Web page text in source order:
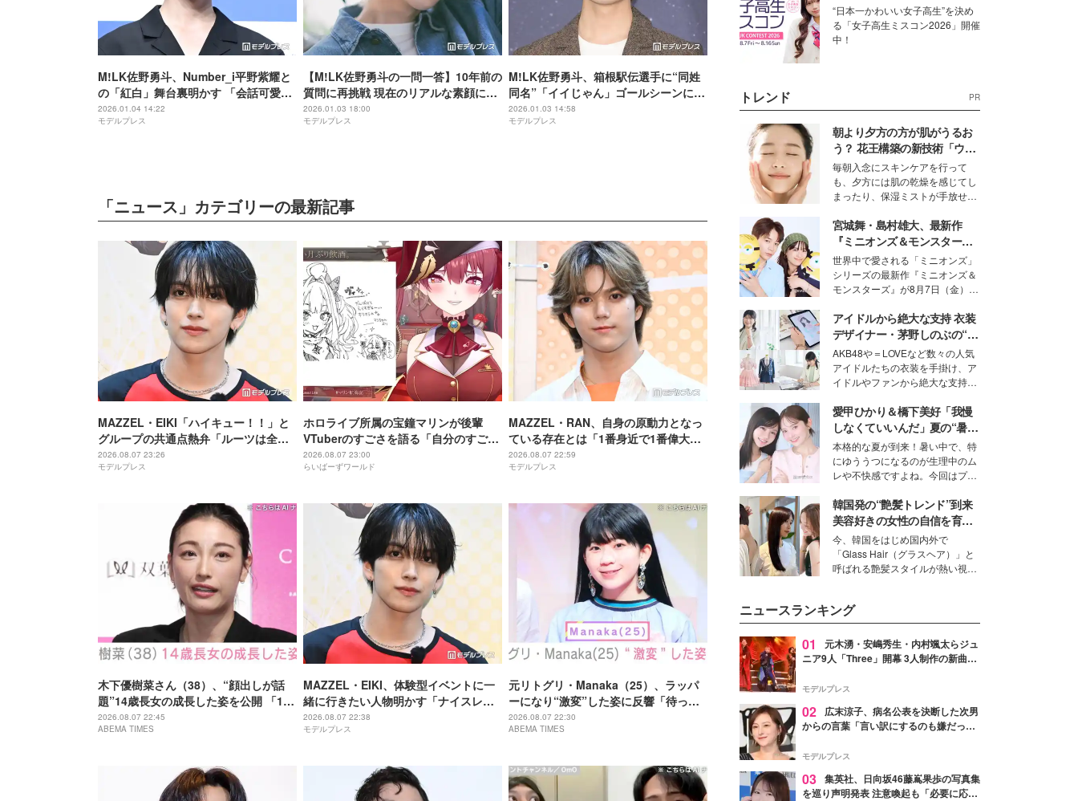
M!LK佐野勇斗、Number_i平野紫耀と
の「紅白」舞台裏明かす 「会話可愛す
ぎ」「心許してるの伝わる」と反響
続々
2026.01.04 14:22
モデルプレス
【M!LK佐野勇斗の一問一答】10年前の
質問に再挑戦 現在のリアルな素顔に迫
る
2026.01.03 18:00
モデルプレス
M!LK佐野勇斗、箱根駅伝選手に“同姓
同名”「イイじゃん」ゴールシーンに反
応「びっくり」「奇跡」
2026.01.03 14:58
モデルプレス
「ニュース」カテゴリーの最新記事
MAZZEL・EIKI「ハイキュー！！」と
グループの共通点熱弁「ルーツは全然
違うんですけど」
2026.08.07 23:26
モデルプレス
ホロライブ所属の宝鐘マリンが後輩
VTuberのすごさを語る「自分のすごさ
に気づいてない」
2026.08.07 23:00
らいばーずワールド
MAZZEL・RAN、自身の原動力となっ
ている存在とは「1番身近で1番偉大な
存在」
2026.08.07 22:59
モデルプレス
木下優樹菜さん（38）、“顔出しが話
題”14歳長女の成長した姿を公開 「14
歳とは思えぬオトナっぽさ」「優樹菜
ちゃんにそっくりすぎる」など反響
2026.08.07 22:45
ABEMA TIMES
MAZZEL・EIKI、体験型イベントに一
緒に行きたい人物明かす「ナイスレシ
ーブするまで終わらない」
2026.08.07 22:38
モデルプレス
元リトグリ・Manaka（25）、ラッパ
ーになり“激変”した姿に反響「待っ
て」「昔から見てるけど 最近ずっと可
愛くなってる」
2026.08.07 22:30
ABEMA TIMES
“日本一かわいい女子高生”を決め
る「女子高生ミスコン2026」開催
中！
トレンド PR
朝より夕方の方が肌がうるお
う？ 花王構築の新技術「ウォ
ーターキャプチャリングスキ
ン（捕水肌）」がスキンケア
の常識を変える予感
毎朝入念にスキンケアを行って
も、夕方には肌の乾燥を感じてし
まったり、保湿ミストが手放せな
な美容の常識を大きく変える可能
性を秘めた、革新的な「Water
Capturing Skin（ウォーターキャ
プチャリングスキン：捕水肌）」
技術を、花王が構築した。
宮城舞・島村雄大、最新作
『ミニオンズ＆モンスター
ズ』の魅力熱弁 ハチャメチャ
だけじゃない“友情と絆”に感
動
世界中で愛される「ミニオンズ」
シリーズの最新作『ミニオンズ＆
モンスターズ』が8月7日（金）に
ニオン好き”という共通点を持つモ
デルの宮城舞と島村雄大の特別対
談をお届け！それぞれの視点か
ら、今作ならではの魅力や予想外
の感動をもたらす奥深いストーリ
ーについて熱く語り合ってもらっ
た。
アイドルから絶大な支持 衣装
デザイナー・茅野しのぶの“可
愛い”を作る美学＜「シチズン
クロスシー」インタビュー＞
AKB48や＝LOVEなど数々の人気
アイドルたちの衣装を手掛け、ア
イドルやファンから絶大な支持を
取締役兼クリエイティブディレク
ター・茅野しのぶ。一人ひとりの
個性に寄り添い、魅力を引き出す
衣装作りは、多くの女性たちに勇
気と自信を与え続けている。
愛甲ひかり＆橋下美好「我慢
しなくていいんだ」夏の“暑さ
対策”の新しい選択肢とは？
本格的な夏が到来！暑い中で、特
にゆううつになるのが生理中のム
レや不快感ですよね。今回はプラ
モデル・愛甲ひかりさんと橋下美
好さんを迎えて本音で女子会トー
ク。猛暑のお出かけを快適に過ご
すヒントや、2人が感動した夏の
生理の新常識にも迫りました。
韓国発の“艶髪トレンド”到来
美容好きの女性の自信を育む
「ヘアケア事情」って？
今、韓国をはじめ国内外で
「Glass Hair（グラスヘア）」と
呼ばれる艶髪スタイルが熱い視線
して、“髪そのものの美しさ”に改
めて注目する人が増えている様
子。今回は、そんな憧れの艶やか
な髪を日常で叶える、美容好きの
ます。
ニュースランキング
01
元木湧・安嶋秀生・内村颯太らジュ
ニア9人「Three」開幕 3人制作の新曲＆
進んで夢を掴みたい」【ゲネプロレポ】
モデルプレス
02
広末涼子、病名公表を決断した次男
からの言葉「言い訳にするのも嫌だっ
モデルプレス
03 集英社、日向坂46藤嶌果歩の写真集
を巡り声明発表 注意喚起も「必要に応じ